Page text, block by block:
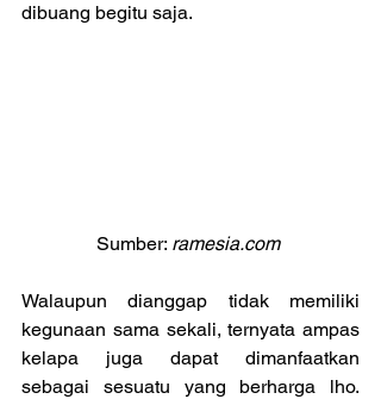
dibuang begitu saja.
Sumber: ramesia.com
Walaupun dianggap tidak memiliki
kegunaan sama sekali, ternyata ampas
kelapa juga dapat dimanfaatkan
sebagai sesuatu yang berharga lho.